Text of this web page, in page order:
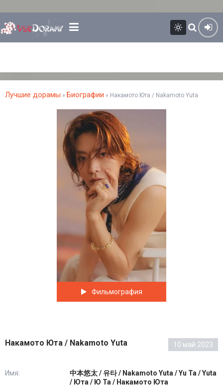
Лучшие дорамы » Биографии » Накамото Юта / Nakamoto Yuta
Фильмография
Накамото Юта / Nakamoto Yuta 10 май 2023
Имя:
中本悠太 / 유타 / Nakamoto Yuta / Yu Ta / Yuta
/ Юта / Ю Та / Накамото Юта